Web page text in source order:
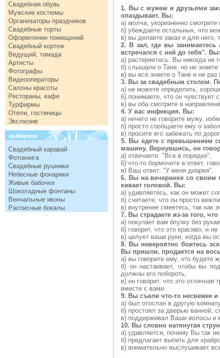
Свадебная обувь
Мужские костюмы
Организаторы праздников
Свадебные торты
Оформление помещений
Свадебный кортеж
Ведущий, тамада
Артисты
Фотографы
Видеооператоры
Салоны красоты
Рестораны, кафе
Турфирмы
Отели, гостиницы
Экслюзив
Свадебный каравай
Фотокнига
Свадебные рушники
Небесные фонарики
Живые бабочки
Шоколадные фонтаны
Венчальные иконы
Расписные бокалы
1. Вы с мужем и друзьями
опаздывает. Вы:
а) молча, укоризненно смотрите
б) убеждаете остальных, что
в) вы делаете заказ и для него,
2. В зал, где вы
встречался с ней до тебя". Вы:
а) растеряетесь. Вы никогда
б) слышали о Тане, но не знаете
в) вы все знаете о Тане и не
3. Вы за свадебным столом.
а) не можете определить,
6) понимаете, что он чувствует
в) вы оба смотрите в
4. У вас инфекция. Вы:
а) ничего не говорите мужу,
б) просто сообщаете ему о
в) просите его забежать по
5. Вы едете с превышением
машину. Вернувшись, он
а) отвечаете: "Все в порядке";
6) что-то бормочете в ответ,
в) Ваш ответ: "У меня диарея".
6. Вы на вечеринке со своим
кивает головой. Вы:
а) удивляетесь, как он может
б) считаете, что он просто
в) внутренне смеетесь, так
7. Вы страдаете из-за того,
а) покупает вам блузку без
б) говорит, что это красиво, и
в) целует ваши руки, когда вы
8. Вы невероятно боитесь
Вы пришли, продается на
а) вы говорите ему, что будете
б) он настаивает, чтобы вы
должны его побороть;
в) он говорит, что это
вместе с вами.
9. Вы съели что-то несвежее
а) был отослан в другую
б) простоял за дверью ванной,
в) поддерживал Ваши волосы и
10. Вы словно натянутая
а) удивляется, почему Вы так
б) предлагает выпить для
в) внимательно выслушивает